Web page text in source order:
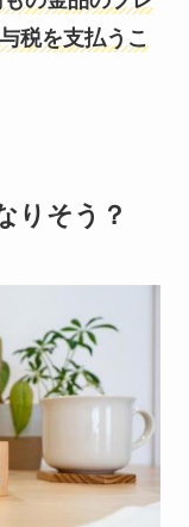
税を支払うこ
りそう？